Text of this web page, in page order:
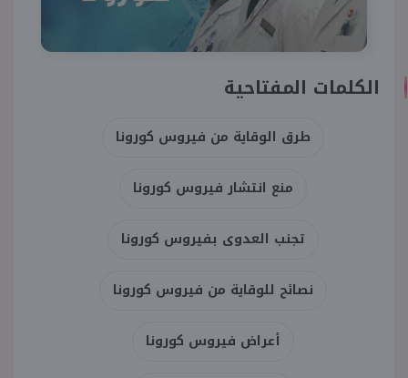
الكلمات المفتاحية
طرق الوقاية من فيروس كورونا
منع انتشار فيروس كورونا
تجنب العدوى بفيروس كورونا
نصائح للوقاية من فيروس كورونا
أعراض فيروس كورونا